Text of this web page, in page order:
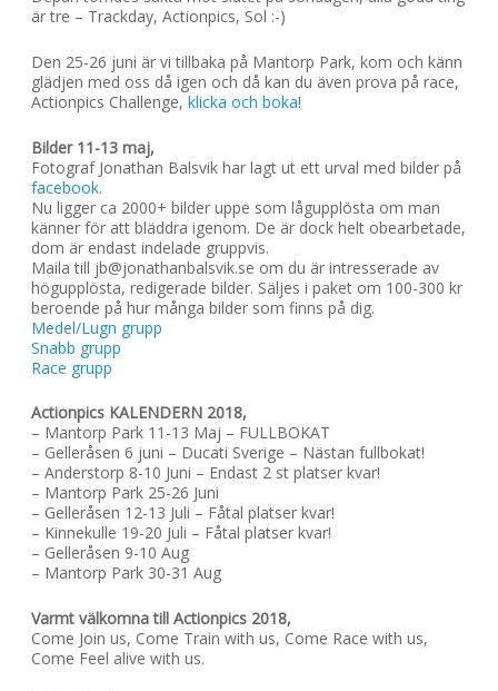
är tre – Trackday, Actionpics, Sol :-)
Den 25-26 juni är vi tillbaka på Mantorp Park, kom och känn
glädjen med oss då igen och då kan du även prova på race,
Actionpics Challenge,klicka och boka!
Bilder 11-13 maj,
Fotograf Jonathan Balsvik har lagt ut ett urval med bilder på
facebook.
Nu ligger ca 2000+ bilder uppe som lågupplösta om man
känner för att bläddra igenom. De är dock helt obearbetade,
dom är endast indelade gruppvis.
Maila till jb@jonathanbalsvik.se om du är intresserade av
högupplösta, redigerade bilder. Säljes i paket om 100-300 kr
beroende på hur många bilder som finns på dig.
Medel/Lugn grupp
Snabb grupp
Race grupp
Actionpics KALENDERN 2018,
– Mantorp Park 11-13 Maj – FULLBOKAT
– Gelleråsen 6 juni – Ducati Sverige – Nästan fullbokat!
– Anderstorp 8-10 Juni – Endast 2 st platser kvar!
– Mantorp Park 25-26 Juni
– Gelleråsen 12-13 Juli – Fåtal platser kvar!
– Kinnekulle 19-20 Juli – Fåtal platser kvar!
– Gelleråsen 9-10 Aug
– Mantorp Park 30-31 Aug
Varmt välkomna till Actionpics 2018,
Come Join us, Come Train with us, Come Race with us,
Come Feel alive with us.